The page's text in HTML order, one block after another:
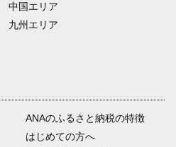
中国エリア
九州エリア
ANAのふるさと納税の特徴
はじめての方へ